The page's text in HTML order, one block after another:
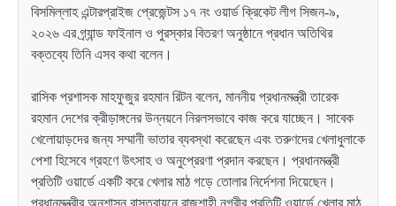
বিসমিল্লাহ এন্টারপ্রাইজ প্রেজেন্টস ১৭ নং ওয়ার্ড ক্রিকেট লীগ সিজন-৯,
২০২৬ এর গ্র্যান্ড ফাইনাল ও পুরস্কার বিতরণ অনুষ্ঠানে প্রধান অতিথির
বক্তব্যে তিনি এসব কথা বলেন।
রাসিক প্রশাসক মাহফুজুর রহমান রিটন বলেন, মাননীয় প্রধানমন্ত্রী তারেক
রহমান দেশের ক্রীড়াঙ্গনের উন্নয়নে নিরলসভাবে কাজ করে যাচ্ছেন। সাবেক
খেলোয়াড়দের জন্য সম্মানী ভাতার ব্যবস্থা করেছেন এবং তরুণদের খেলাধুলাকে
পেশা হিসেবে গ্রহণে উৎসাহ ও অনুপ্রেরণা প্রদান করছেন। প্রধানমন্ত্রী
প্রতিটি ওয়ার্ডে একটি করে খেলার মাঠ গড়ে তোলার নির্দেশনা দিয়েছেন।